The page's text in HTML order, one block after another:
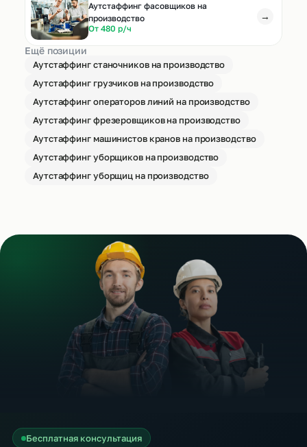
Аутстаффинг фасовщиков на
производство
От 480 р/ч
→
Ещё позиции
Аутстаффинг станочников на производство
Аутстаффинг грузчиков на производство
Аутстаффинг операторов линий на производство
Аутстаффинг фрезеровщиков на производство
Аутстаффинг машинистов кранов на производство
Аутстаффинг уборщиков на производство
Аутстаффинг уборщиц на производство
Бесплатная консультация